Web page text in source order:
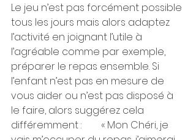
Le jeu n’est pas forcément possible
tous les jours mais alors adaptez
l’activité en joignant l’utile à
l’agréable comme par exemple,
préparer le repas ensemble. Si
l’enfant n’est pas en mesure de
vous aider ou n’est pas disposé à
le faire, alors suggérez cela
différemment :        « Mon Chéri, je